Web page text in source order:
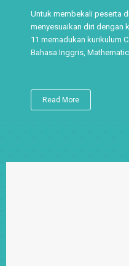
Untuk membekali peserta
menyesuaikan diri dengan
11 memadukan kurikulum
Bahasa Inggris,
Read More